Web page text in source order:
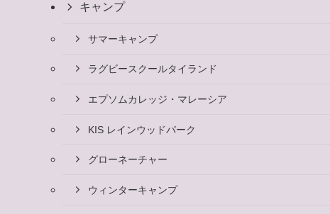
キャンプ
サマーキャンプ
ラグビースクールタイランド
エプソムカレッジ・マレーシア
KIS レインウッドパーク
グローネーチャー
ウィンターキャンプ